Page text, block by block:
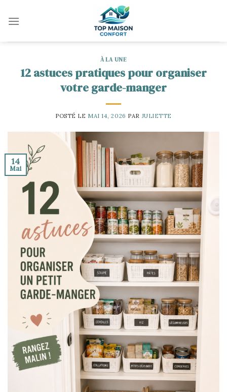
À LA UNE
12 astuces pratiques pour organiser
votre garde-manger
POSTÉ LE MAI 14, 2026 PAR JULIETTE
14
Mai